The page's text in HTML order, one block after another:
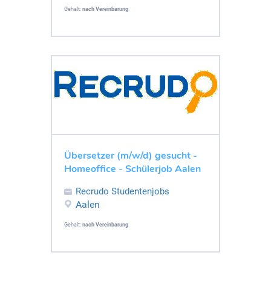
Gehalt: nach Vereinbarung
Übersetzer (m/w/d) gesucht -
Homeoffice - Schülerjob Aalen
Recrudo Studentenjobs
Aalen
Gehalt: nach Vereinbarung